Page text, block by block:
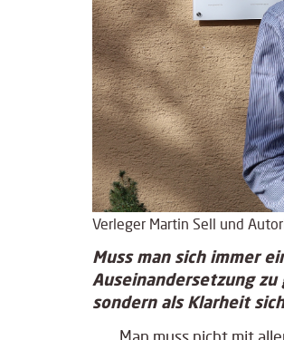
Verleger Martin Sell und
Muss man sich immer
Auseinandersetzung
sondern als Klarheit